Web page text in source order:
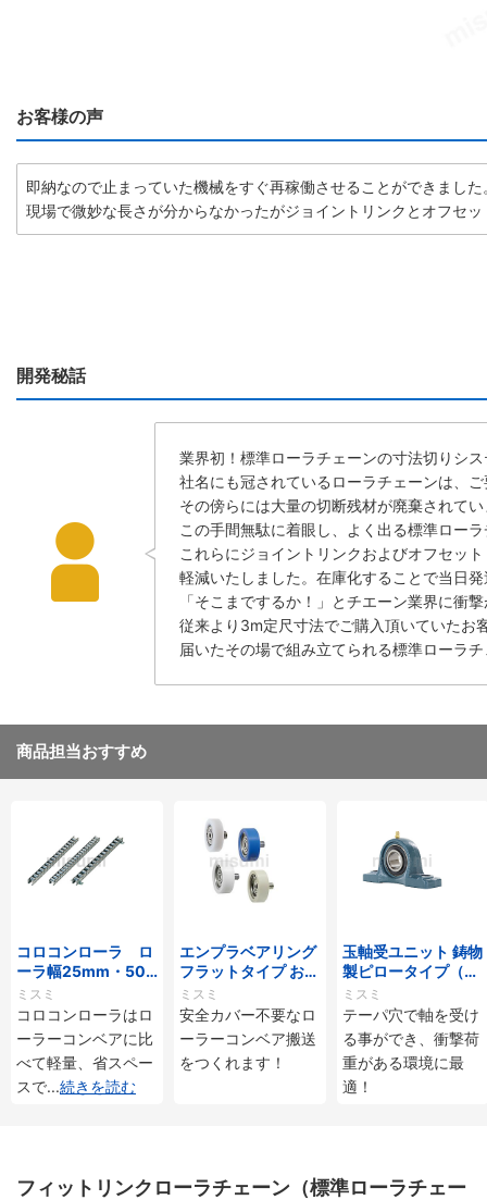
お客様の声
即納なので止まっていた機械をすぐ再稼働させることができました
現場で微妙な長さが分からなかったがジョイントリンクとオフセ
開発秘話
業界初！標準ローラチェーンの寸法切りシ
社名にも冠されているローラチェーンは、
その傍らには大量の切断残材が廃棄されて
この手間無駄に着眼し、よく出る標準ロー
これらにジョイントリンクおよびオフセッ
軽減いたしました。在庫化することで当日
「そこまでするか！」とチエーン業界に衝
従来より3m定尺寸法でご購入頂いていたお
届いたその場で組み立てられる標準ローラ
商品担当おすすめ
コロコンローラ ロ
ーラ幅25mm・50
mmタイプ
ミスミ
コロコンローラはロ
ーラーコンベアに比
べて軽量、省スペー
スで...続きを読む
エンプラベアリング
フラットタイプ おね
じ付
ミスミ
安全カバー不要なロ
ーラーコンベア搬送
をつくれます！
玉軸受ユニット 鋳物
製ピロータイプ（テ
ーパ穴タイプ）
ミスミ
テーパ穴で軸を受け
る事ができ、衝撃荷
重がある環境に最
適！
フィットリンクローラチェーン（標準ローラチェー